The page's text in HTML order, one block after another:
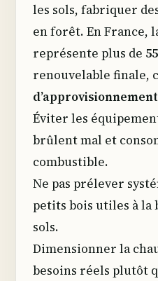
les sols, fabriquer
en forêt. En France,
représente plus de
renouvelable finale,
d’approvisionnement
Éviter les
brûlent mal et
combustible.
Ne pas prélever
petits bois utiles à la
sols.
Dimensionner la
besoins réels plutôt